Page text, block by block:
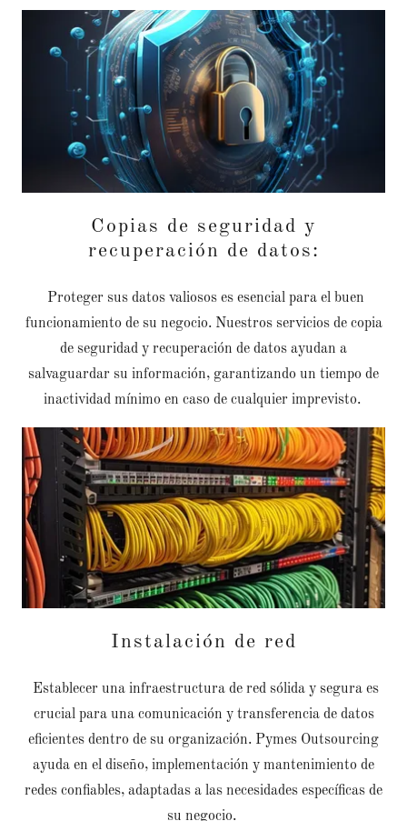
Copias de seguridad y
recuperación de datos:
Proteger sus datos valiosos es esencial para el buen
funcionamiento de su negocio. Nuestros servicios de copia
de seguridad y recuperación de datos ayudan a
salvaguardar su información, garantizando un tiempo de
inactividad mínimo en caso de cualquier imprevisto.
Instalación de red
Establecer una infraestructura de red sólida y segura es
crucial para una comunicación y transferencia de datos
eficientes dentro de su organización. Pymes Outsourcing
ayuda en el diseño, implementación y mantenimiento de
redes confiables, adaptadas a las necesidades específicas de
su negocio.